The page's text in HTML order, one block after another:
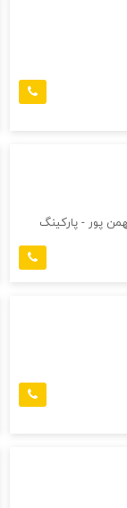
خیابون بهمن پور - پارکینگ